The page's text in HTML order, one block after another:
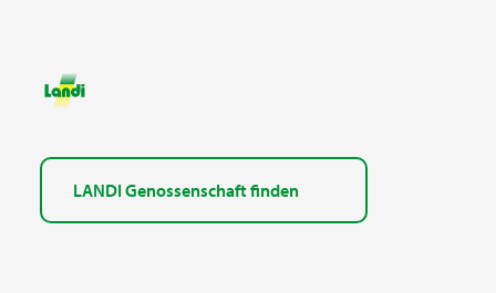
LANDI Genossenschaft finden